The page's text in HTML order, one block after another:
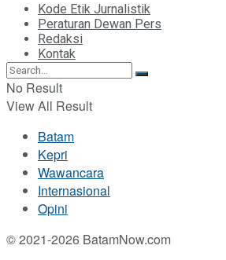
Kode Etik Jurnalistik
Peraturan Dewan Pers
Redaksi
Kontak
No Result
View All Result
Batam
Kepri
Wawancara
Internasional
Opini
© 2021-2026 BatamNow.com